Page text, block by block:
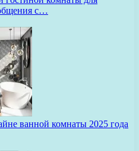
с…
ванной комнаты 2025 года